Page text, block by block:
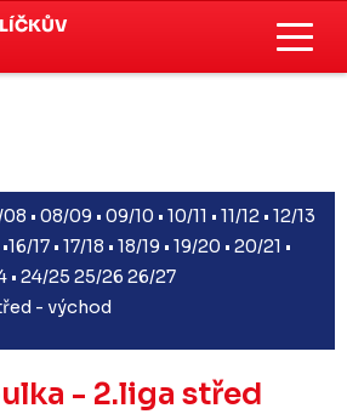
• 08/09 • 09/10 • 10/11 • 11/12 • 12/13
•16/17 • 17/18 • 18/19 • 19/20 • 20/21 •
• 24/25 25/26 26/27
- východ
- 2.liga střed